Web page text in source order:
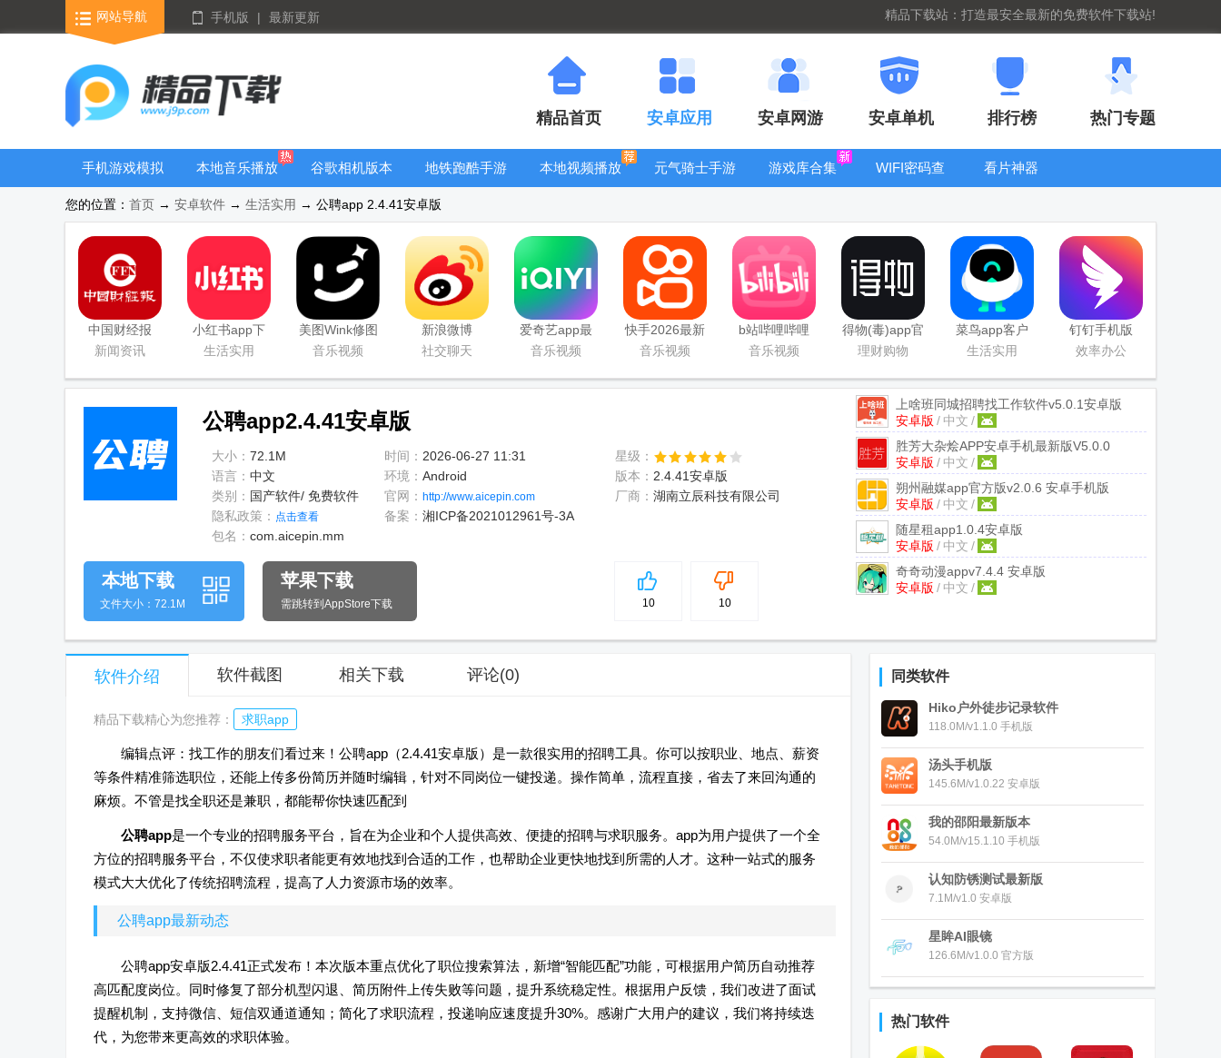
网站导航 手机版 | 最新更新 精品下载站：打造最安全最新的免费软件下载站!
精品首页 安卓应用 安卓网游 安卓单机 排行榜 热门专题
手机游戏模拟
器安卓版合集
本地音乐播放
谷歌相机版本
地铁跑酷手游
本地视频播放
元气骑士手游
游戏库合集
WIFI密码查
看片神器
全
您的位置： 首页 → 安卓软件 → 生活实用 → 公聘app 2.4.41安卓版
中国财经报
app
新闻资讯
小红书app下
载安装
生活实用
美图Wink修图
软件官方版
音乐视频
新浪微博
Weibo手机版
社交聊天
爱奇艺app最
新客户端
音乐视频
快手2026最新
版官方正版
音乐视频
b站哔哩哔哩
app手机版
音乐视频
得物(毒)app官
方版
理财购物
菜鸟app客户
端
生活实用
钉钉手机版
app
效率办公
公聘app2.4.41安卓版
大小： 72.1M 时间： 2026-06-27 11:31
星级：
语言： 中文 环境： Android 版本： 2.4.41安卓版
类别： 国产软件/ 免费软件 官网： http://www.aicepin.com 厂商： 湖南立辰科技有限公司
隐私政策： 点击查看 备案： 湘ICP备2021012961号-3A
包名： com.aicepin.mm
上啥班同城招聘找工作软件v5.0.1安卓版
安卓版 / 中文 /
胜芳大杂烩APP安卓手机最新版V5.0.0
安卓版 / 中文 /
朔州融媒app官方版v2.0.6 安卓手机版
安卓版 / 中文 /
随星租app1.0.4安卓版
安卓版 / 中文 /
奇奇动漫appv7.4.4 安卓版
安卓版 / 中文 /
5
10 10
本地下载
文件大小：72.1M
苹果下载
需跳转到AppStore下载
软件介绍 软件截图 相关下载 评论(0)
精品下载精心为您推荐： 求职app
编辑点评：找工作的朋友们看过来！公聘app（2.4.41安卓版）是一款很实用的招聘工具。你可以按职业、地点、薪资
等条件精准筛选职位，还能上传多份简历并随时编辑，针对不同岗位一键投递。操作简单，流程直接，省去了来回沟通的
麻烦。不管是找全职还是兼职，都能帮你快速匹配到
公聘app是一个专业的招聘服务平台，旨在为企业和个人提供高效、便捷的招聘与求职服务。app为用户提供了一个全
方位的招聘服务平台，不仅使求职者能更有效地找到合适的工作，也帮助企业更快地找到所需的人才。这种一站式的服务
模式大大优化了传统招聘流程，提高了人力资源市场的效率。
公聘app最新动态
公聘app安卓版2.4.41正式发布！本次版本重点优化了职位搜索算法，新增“智能匹配”功能，可根据用户简历自动推荐
高匹配度岗位。同时修复了部分机型闪退、简历附件上传失败等问题，提升系统稳定性。根据用户反馈，我们改进了面试
提醒机制，支持微信、短信双通道通知；简化了求职流程，投递响应速度提升30%。感谢广大用户的建议，我们将持续迭
代，为您带来更高效的求职体验。
同类软件
Hiko户外徒步记录软件
118.0M/v1.1.0 手机版
汤头手机版
145.6M/v1.0.22 安卓版
我的邵阳最新版本
54.0M/v15.1.10 手机版
认知防锈测试最新版
7.1M/v1.0 安卓版
星眸AI眼镜
126.6M/v1.0.0 官方版
热门软件